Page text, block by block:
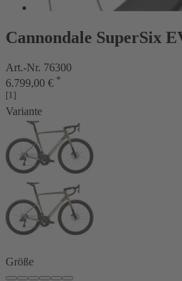
Cannondale SuperSix
Art.-Nr. 76300
6.799,00 € *
[1]
Variante
Größe